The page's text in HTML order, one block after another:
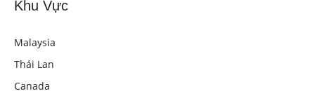
Khu Vực
Malaysia
Thái Lan
Canada